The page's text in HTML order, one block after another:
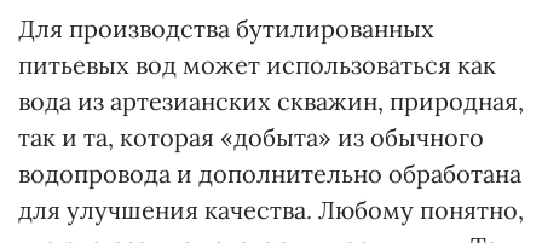
Для производства бутилированных
питьевых вод может использоваться как
вода из артезианских скважин, природная,
так и та, которая «добыта» из обычного
водопровода и дополнительно обработана
для улучшения качества. Любому понятно,